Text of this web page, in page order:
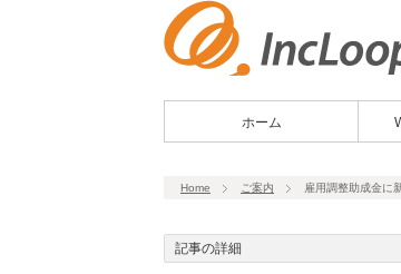
ホーム
Home ご案内 雇用調整助成金に
記事の詳細